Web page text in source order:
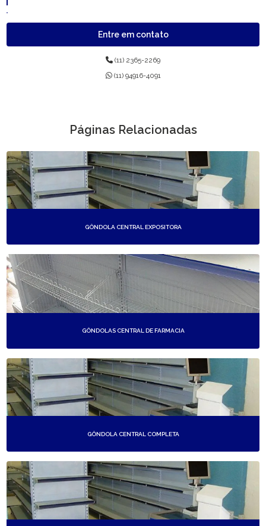
PRATELEIRAS DE MERCADO
Entre em contato
(11) 2365-2269
(11) 94916-4091
Páginas Relacionadas
GÔNDOLA CENTRAL EXPOSITORA
GÔNDOLAS CENTRAL DE FARMACIA
GÔNDOLA CENTRAL COMPLETA